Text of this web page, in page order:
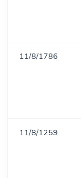
11/8/1786
11/8/1259